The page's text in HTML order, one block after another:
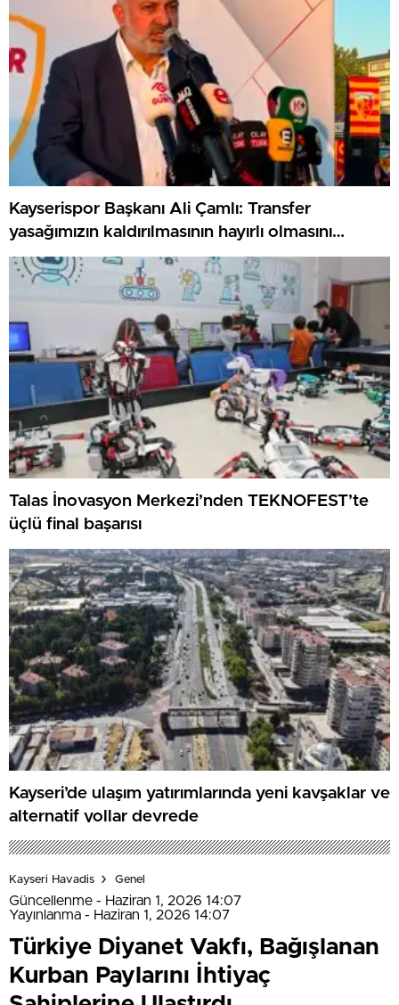
Kayserispor Başkanı Ali Çamlı: Transfer
yasağımızın kaldırılmasının hayırlı olmasını
diliyorum
Talas İnovasyon Merkezi’nden TEKNOFEST’te
üçlü final başarısı
Kayseri’de ulaşım yatırımlarında yeni kavşaklar ve
alternatif yollar devrede
Kayseri Havadis Genel
Güncellenme - Haziran 1, 2026 14:07
Yayınlanma - Haziran 1, 2026 14:07
Türkiye Diyanet Vakfı, Bağışlanan
Kurban Paylarını İhtiyaç